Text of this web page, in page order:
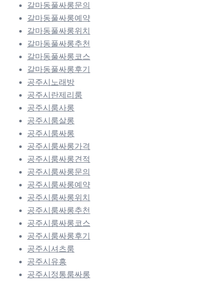
갈마동풀싸롱문의
갈마동풀싸롱예약
갈마동풀싸롱위치
갈마동풀싸롱추천
갈마동풀싸롱코스
갈마동풀싸롱후기
공주시노래방
공주시란제리룸
공주시룸사롱
공주시룸살롱
공주시룸싸롱
공주시룸싸롱가격
공주시룸싸롱견적
공주시룸싸롱문의
공주시룸싸롱예약
공주시룸싸롱위치
공주시룸싸롱추천
공주시룸싸롱코스
공주시룸싸롱후기
공주시셔츠룸
공주시유흥
공주시정통룸싸롱